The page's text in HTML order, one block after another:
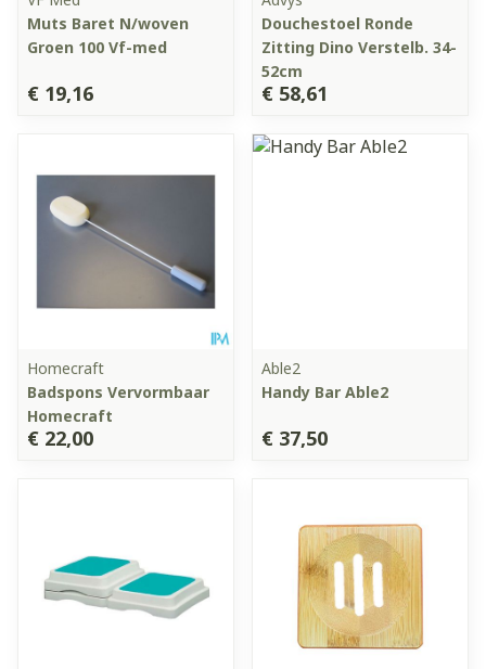
Muts Baret N/woven
Groen 100 Vf-med
€ 19,16
Douchestoel Ronde
Zitting Dino Verstelb. 34-
52cm
€ 58,61
Homecraft
Badspons Vervormbaar
Homecraft
€ 22,00
Able2
Handy Bar Able2
€ 37,50